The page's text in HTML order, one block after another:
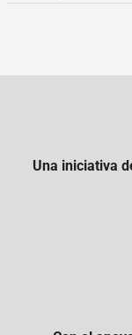
Una iniciativa